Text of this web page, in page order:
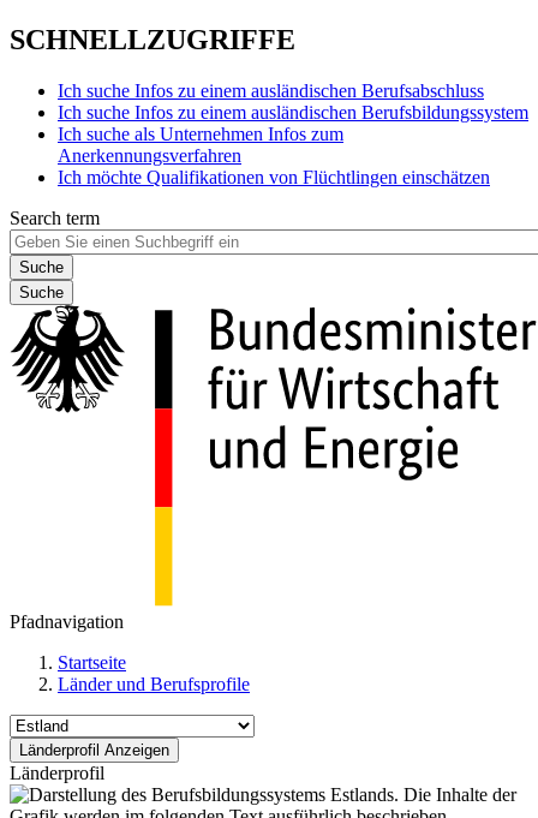
SCHNELLZUGRIFFE
Ich suche Infos zu einem ausländischen Berufsabschluss
Ich suche Infos zu einem ausländischen Berufsbildungssystem
Ich suche als Unternehmen Infos zum
Anerkennungsverfahren
Ich möchte Qualifikationen von Flüchtlingen einschätzen
Search term
Suche
Pfadnavigation
Startseite
Länder und Berufsprofile
Länderprofil